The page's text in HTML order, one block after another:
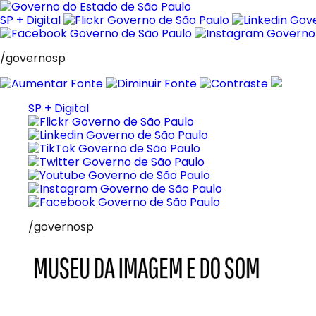
Pular
para
o
SP + Digital
/governosp
SP + Digital
/governosp